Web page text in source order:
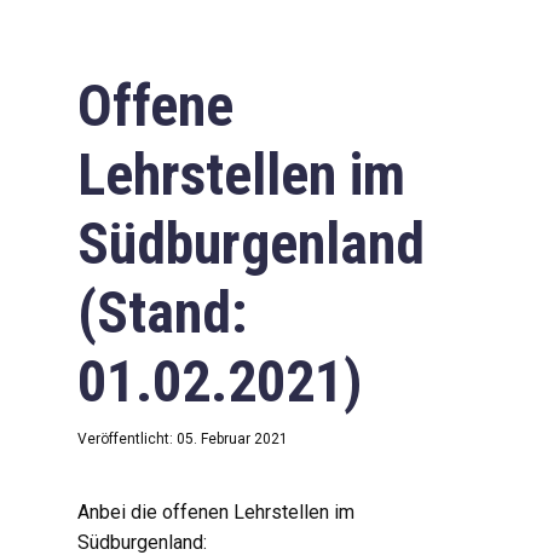
Offene
Lehrstellen im
Südburgenland
(Stand:
01.02.2021)
Veröffentlicht: 05. Februar 2021
Anbei die offenen Lehrstellen im
Südburgenland: